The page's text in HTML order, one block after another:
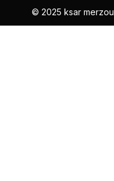
r
a
© 2025 ksar